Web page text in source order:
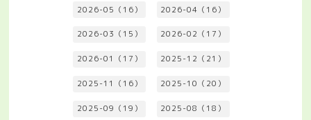
2026-05（16） 2026-04（16）
2026-03（15） 2026-02（17）
2026-01（17） 2025-12（21）
2025-11（16） 2025-10（20）
2025-09（19） 2025-08（18）